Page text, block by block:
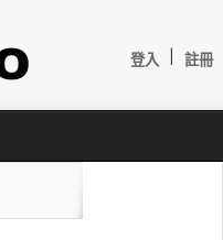
登入 註冊